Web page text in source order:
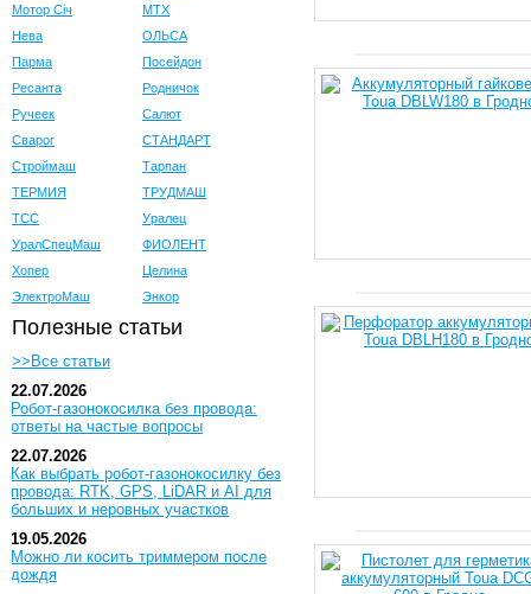
Мотор Сiч
МТХ
Нева
ОЛЬСА
Парма
Посейдон
Ресанта
Родничок
Ручеек
Салют
Сварог
СТАНДАРТ
Строймаш
Тарпан
ТЕРМИЯ
ТРУДМАШ
ТСС
Уралец
УралСпецМаш
ФИОЛЕНТ
Хопер
Целина
ЭлектроМаш
Энкор
Полезные статьи
>>Все статьи
22.07.2026
Робот-газонокосилка без провода:
ответы на частые вопросы
22.07.2026
Как выбрать робот-газонокосилку без
провода: RTK, GPS, LiDAR и AI для
больших и неровных участков
19.05.2026
Можно ли косить триммером после
дождя